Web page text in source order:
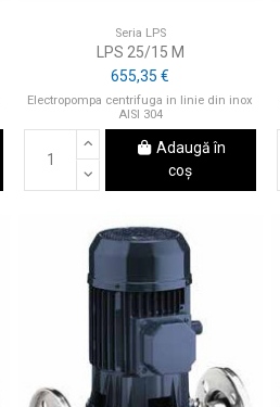
Seria LPS
LPS 25/15 M
655,35 €
Electropompa centrifuga in linie din inox
AISI 304
Adaugă în
coș